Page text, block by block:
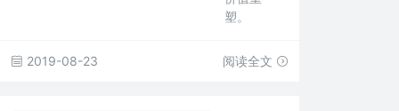
塑。
2019-08-23 阅读全文